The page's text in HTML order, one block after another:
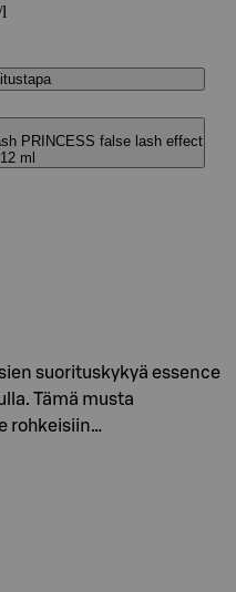
PRINCESS false lash effect
ml
suorituskykyä essence
Tämä musta
rohkeisiin…